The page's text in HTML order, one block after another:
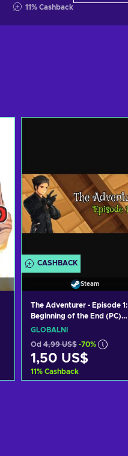
11% Cashback
CASHBACK
Steam
The Adventurer - Episode 1:
Beginning of the End (PC)
Steam Key GLOBAL
GLOBÁLNÍ
Od 4,99 US$ -70%
1,50 US$
11% Cashback